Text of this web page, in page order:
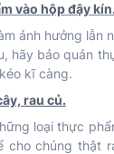
vào hộp đậy
ảnh hưởng lẫn
hãy bảo quản
kĩ càng.
rau củ.
loại thực
cho chúng thật